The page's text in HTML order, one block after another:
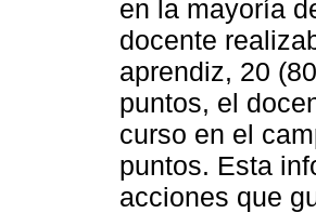
en la mayoría
docente
aprendiz, 20
puntos, el
curso en el
puntos. Esta
acciones que